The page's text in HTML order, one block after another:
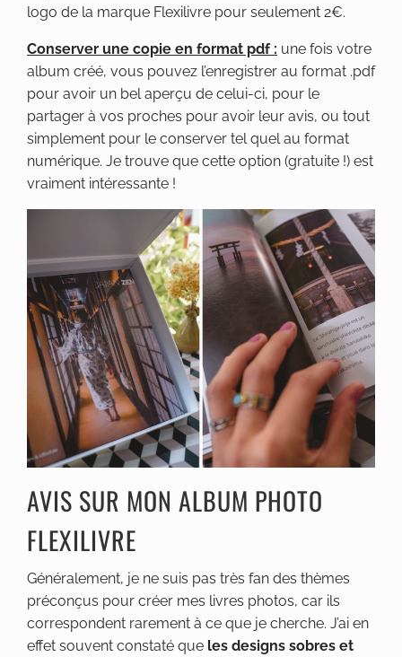
logo de la marque Flexilivre pour seulement 2€.
Conserver une copie en format pdf : une fois votre
album créé, vous pouvez l’enregistrer au format .pdf
pour avoir un bel aperçu de celui-ci, pour le
partager à vos proches pour avoir leur avis, ou tout
simplement pour le conserver tel quel au format
numérique. Je trouve que cette option (gratuite !) est
vraiment intéressante !
AVIS SUR MON ALBUM PHOTO
FLEXILIVRE
Généralement, je ne suis pas très fan des thèmes
préconçus pour créer mes livres photos, car ils
correspondent rarement à ce que je cherche. J’ai en
effet souvent constaté que les designs sobres et